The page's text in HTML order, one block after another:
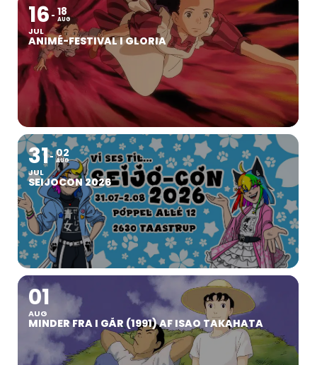
16
JUL
18
AUG
ANIMÉ-FESTIVAL I GLORIA
31
JUL
02
AUG
SEIJOCON 2026
01
AUG
MINDER FRA I GÅR (1991) AF ISAO TAKAHATA